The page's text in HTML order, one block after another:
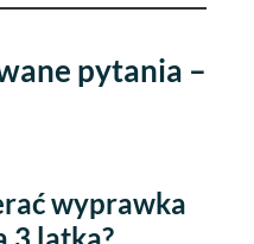
pytania –
wyprawka